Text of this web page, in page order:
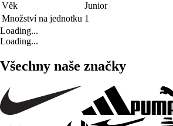
Věk
Junior
Množství na jednotku 1
Loading...
Loading...
Všechny naše značky